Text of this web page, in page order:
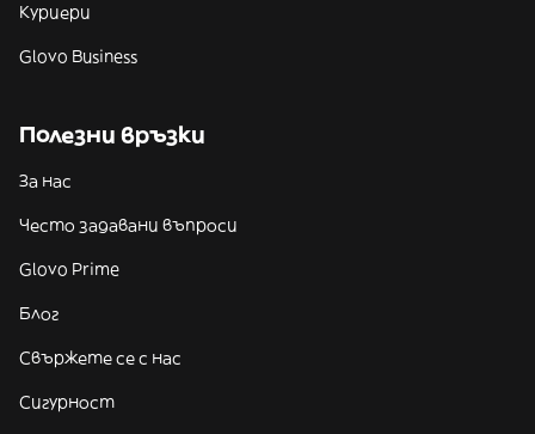
Куриери
Glovo Business
Полезни връзки
За нас
Често задавани въпроси
Glovo Prime
Блог
Свържете се с нас
Сигурност